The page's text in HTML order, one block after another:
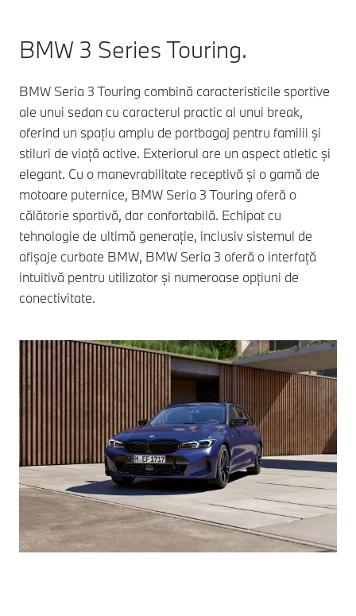
BMW 3 Series Touring.
BMW Seria 3 Touring combină caracteristicile sportive
ale unui sedan cu caracterul practic al unui break,
oferind un spațiu amplu de portbagaj pentru familii și
stiluri de viață active. Exteriorul are un aspect atletic și
elegant. Cu o manevrabilitate receptivă și o gamă de
motoare puternice, BMW Seria 3 Touring oferă o
călătorie sportivă, dar confortabilă. Echipat cu
tehnologie de ultimă generație, inclusiv sistemul de
afișaje curbate BMW, BMW Seria 3 oferă o interfață
intuitivă pentru utilizator și numeroase opțiuni de
conectivitate.